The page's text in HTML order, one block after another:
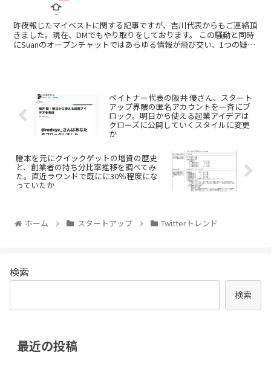
昨夜報じたマイベストに関する記事ですが、吉川代表からもご連絡頂
きました。現在、DMでもやり取りをしております。 この騒動と同時
にSuanのオープンチャットではあらゆる情報が飛び交い、1つの疑惑
ペイトナー代表の阪井 優さん、スタート
アップ界隈の匿名アカウントを一斉にブ
ロック。明日から使える起業アイデアは
クローズに公開していくスタイルに変更
か
謄本を元にクイックゲットの増資の歴史
と、創業者の持ち分比率推移を調べてみ
た。直近ラウンドで既にに30％程度にな
っていたか
ホーム スタートアップ Twitterトレンド
検索
検索
最近の投稿